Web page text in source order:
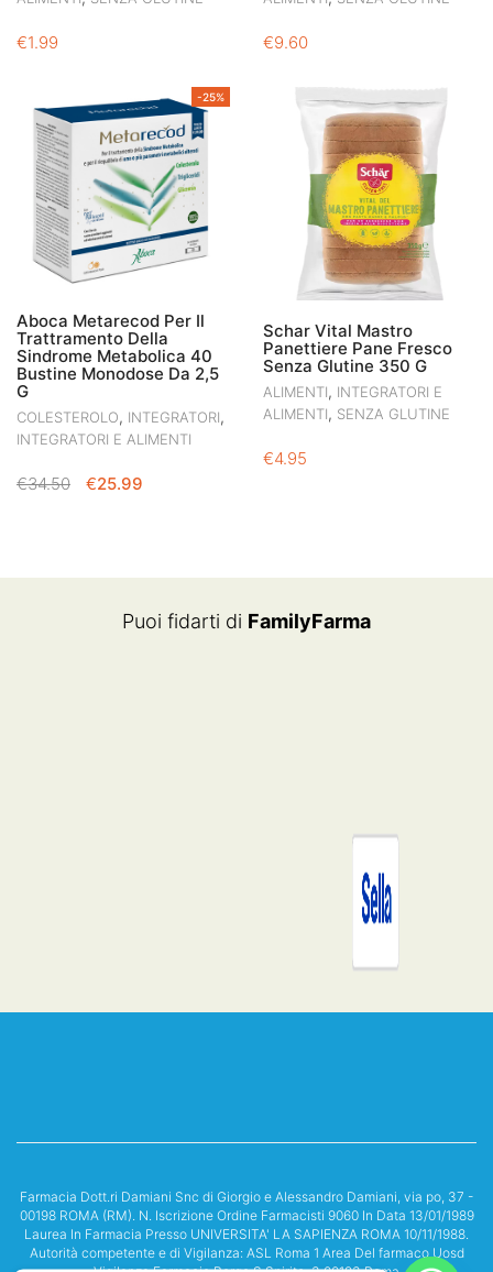
€1.99 €9.60
-25%
Aboca Metarecod Per Il
Trattramento Della
Sindrome Metabolica 40
Bustine Monodose Da 2,5
G
COLESTEROLO, INTEGRATORI,
INTEGRATORI E ALIMENTI
€34.50
IL
€34.50.
€25.99
€25.99.
Schar Vital Mastro
Panettiere Pane Fresco
Senza Glutine 350 G
ALIMENTI, INTEGRATORI E
ALIMENTI, SENZA GLUTINE
€4.95
Puoi fidarti di FamilyFarma
Farmacia Dott.ri Damiani Snc di Giorgio e Alessandro Damiani, via po, 37 -
00198 ROMA (RM). N. Iscrizione Ordine Farmacisti 9060 In Data 13/01/1989
Laurea In Farmacia Presso UNIVERSITA' LA SAPIENZA ROMA 10/11/1988.
Autorità competente e di Vigilanza: ASL Roma 1 Area Del farmaco Uosd